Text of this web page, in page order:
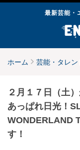
最新芸能・
ホーム 芸能・タレン
２月１７日（土
あっぱれ日光！
WONDERLAND
す！